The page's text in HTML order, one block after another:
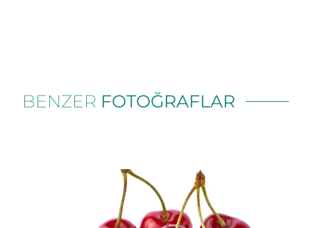
BENZER FOTOĞRAFLAR